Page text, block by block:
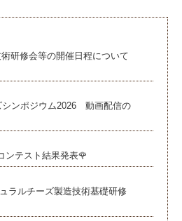
研修会等の開催日程について
シンポジウム2026 動画配信の
ンテスト結果発表🌹
ラルチーズ製造技術基礎研修